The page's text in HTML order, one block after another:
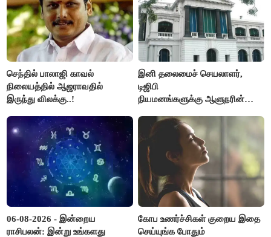
செந்தில் பாலாஜி காவல்
நிலையத்தில் ஆஜராவதில்
இருந்து விலக்கு..!
இனி தலைமைச் செயலாளர்,
டிஜிபி
நியமனங்களுக்கு ஆளுநரின்
தமிழ்நாடு அரசு அதிரடி..!
06-08-2026 - இன்றைய
ராசிபலன்: இன்று உங்களது
கோப உணர்ச்சிகள் குறைய இதை
செய்யுங்க போதும்